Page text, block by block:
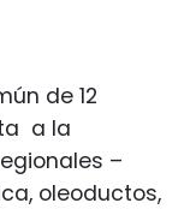
de 12
a la
–
oleoductos,